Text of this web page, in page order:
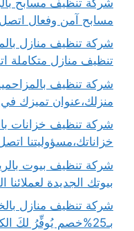
مسابح آمن وفعال اتصل
تنظيف منازل متكاملة
منزلك،عنوان تميزك في
خزاناتك،مسؤوليتنا
بيوتك الجديدة
شركة تنظيف منازل
بـ25%خصم يُوفِّرُ لكَ الكثير اتصل بنا الان